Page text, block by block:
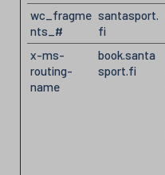
wc_fragme
nts_#
santasport.
fi
x-ms-
routing-
name
book.santa
sport.fi